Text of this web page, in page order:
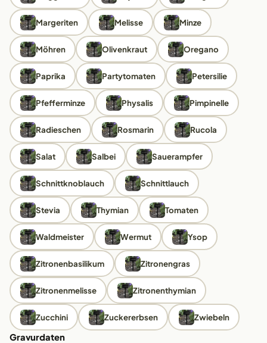
Margeriten Melisse Minze
Möhren Olivenkraut Oregano
Paprika Partytomaten Petersilie
Pfefferminze Physalis Pimpinelle
Radieschen Rosmarin Rucola
Salat Salbei Sauerampfer
Schnittknoblauch Schnittlauch
Stevia Thymian Tomaten
Waldmeister Wermut Ysop
Zitronenbasilikum Zitronengras
Zitronenmelisse Zitronenthymian
Zucchini Zuckererbsen Zwiebeln
Gravurdaten